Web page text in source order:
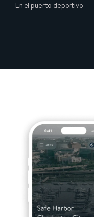
En el puerto deportivo